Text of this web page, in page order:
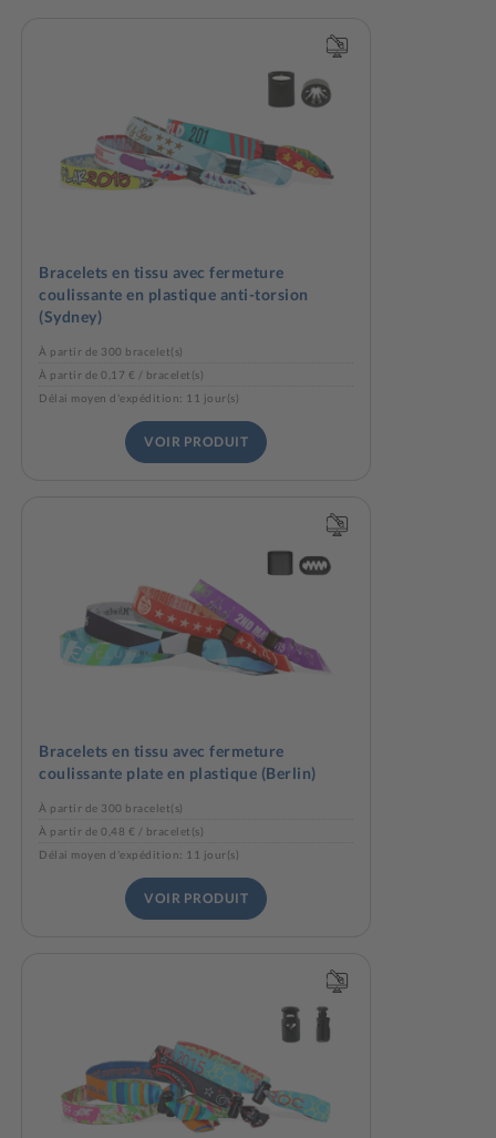
Bracelets en tissu avec fermeture
coulissante en plastique anti-torsion
(Sydney)
À partir de 300 bracelet(s)
À partir de 0,17 € / bracelet(s)
Délai moyen d'expédition: 11 jour(s)
VOIR PRODUIT
Bracelets en tissu avec fermeture
coulissante plate en plastique (Berlin)
À partir de 300 bracelet(s)
À partir de 0,48 € / bracelet(s)
Délai moyen d'expédition: 11 jour(s)
VOIR PRODUIT